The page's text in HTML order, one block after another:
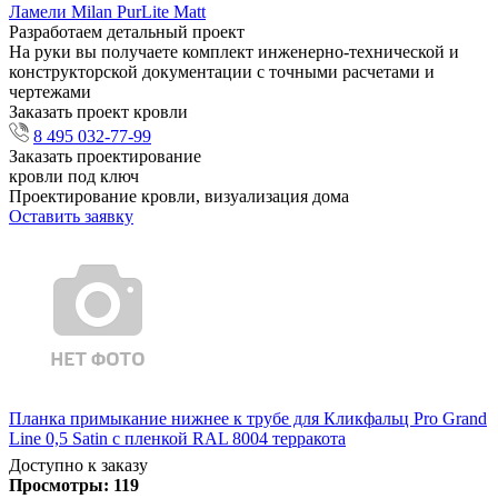
Ламели Milan PurLite Matt
Разработаем детальный проект
На руки вы получаете комплект инженерно-технической и
конструкторской документации с точными расчетами и
чертежами
Заказать проект кровли
8 495 032-77-99
Заказать проектирование
кровли под ключ
Проектирование кровли, визуализация дома
Оставить заявку
Планка примыкание нижнее к трубе для Кликфальц Pro Grand
Line 0,5 Satin с пленкой RAL 8004 терракота
Доступно к заказу
Просмотры: 119